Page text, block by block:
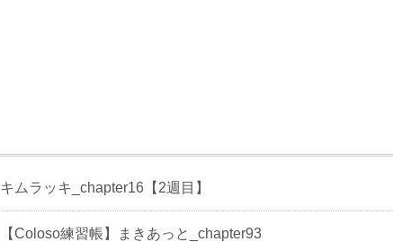
キムラッキ_chapter16【2週目】
【Coloso練習帳】まきあっと_chapter93